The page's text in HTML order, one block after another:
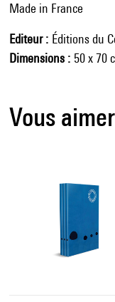
Made in France
Editeur
Éditions du
Dimensions
50 x 70
Vous